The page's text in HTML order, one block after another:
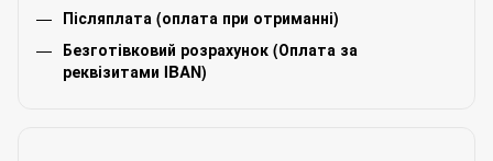
Післяплата (оплата при отриманні)
Безготівковий розрахунок (Оплата за
реквізитами IBAN)